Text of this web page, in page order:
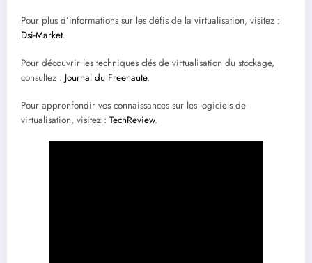
Pour plus d’informations sur les défis de la virtualisation, visitez :
Dsi-Market.
Pour découvrir les techniques clés de virtualisation du stockage,
consultez : Journal du Freenaute.
Pour appronfondir vos connaissances sur les logiciels de
virtualisation, visitez : TechReview.